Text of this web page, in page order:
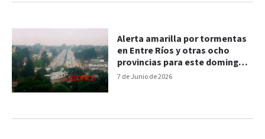
7 de Junio de 2026
Alerta amarilla por tormentas
en Entre Ríos y otras ocho
provincias para este domingo:
las zonas afectadas